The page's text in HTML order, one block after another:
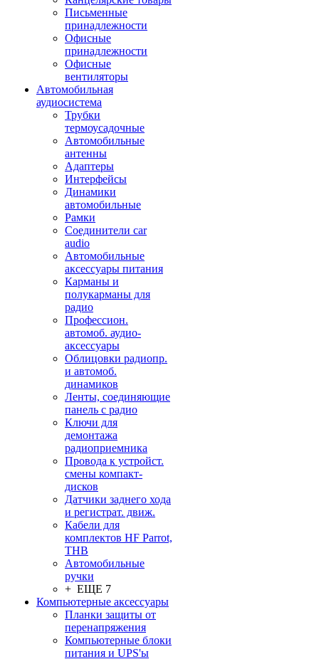
Письменные
принадлежности
Офисные
принадлежности
Офисные
вентиляторы
Автомобильная
аудиосистема
Трубки
термоусадочные
Автомобильные
антенны
Адаптеры
Интерфейсы
Динамики
автомобильные
Рамки
Соединители car
audio
Автомобильные
аксессуары питания
Карманы и
полукарманы для
радио
Профессион.
автомоб. аудио-
аксессуары
Облицовки радиопр.
и автомоб.
динамиков
Ленты, соединяющие
панель с радио
Ключи для
демонтажа
радиоприемника
Провода к устройст.
смены компакт-
дисков
Датчики заднего хода
и регистрат. движ.
Кабели для
комплектов HF Parrot,
THB
Автомобильные
ручки
+ ЕЩЕ 7
Компьютерные аксессуары
Планки защиты от
перенапряжения
Компьютерные блоки
питания и UPS'ы